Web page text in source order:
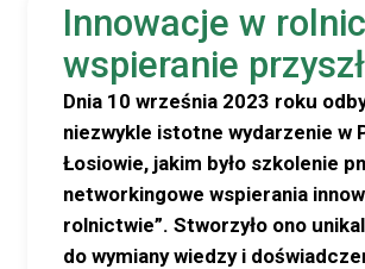
Innowacje w
wspieranie
Dnia 10 września 2023 roku
niezwykle istotne wydarzenie w
Łosiowie, jakim było szkolenie
networkingowe wspierania
rolnictwie”. Stworzyło ono
do wymiany wiedzy i